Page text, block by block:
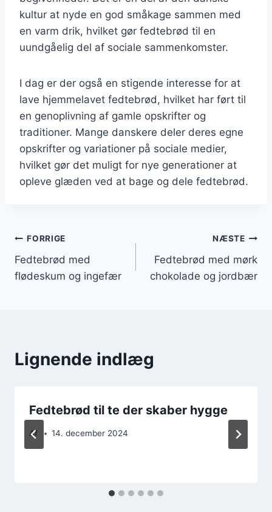
kultur at nyde en god småkage sammen med
en varm drik, hvilket gør fedtebrød til en
uundgåelig del af sociale sammenkomster.
I dag er der også en stigende interesse for at
lave hjemmelavet fedtebrød, hvilket har ført til
en genoplivning af gamle opskrifter og
traditioner. Mange danskere deler deres egne
opskrifter og variationer på sociale medier,
hvilket gør det muligt for nye generationer at
opleve glæden ved at bage og dele fedtebrød.
Indlægsnavigation
FORRIGE
Fedtebrød med
flødeskum og ingefær
NÆSTE
Fedtebrød med mørk
chokolade og jordbær
Lignende indlæg
Fedtebrød til te der skaber hygge
Af 14. december 2024